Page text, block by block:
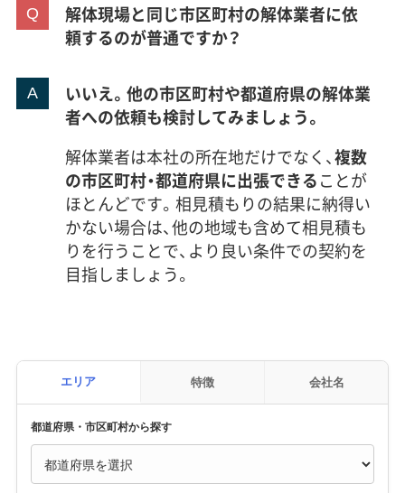
解体現場と同じ市区町村の解体業者に依
頼するのが普通ですか？
いいえ。他の市区町村や都道府県の解体業
者への依頼も検討してみましょう。
解体業者は本社の所在地だけでなく、複数
の市区町村・都道府県に出張できることが
ほとんどです。相見積もりの結果に納得い
かない場合は、他の地域も含めて相見積も
りを行うことで、より良い条件での契約を
目指しましょう。
エリア 特徴 会社名
都道府県・市区町村から探す